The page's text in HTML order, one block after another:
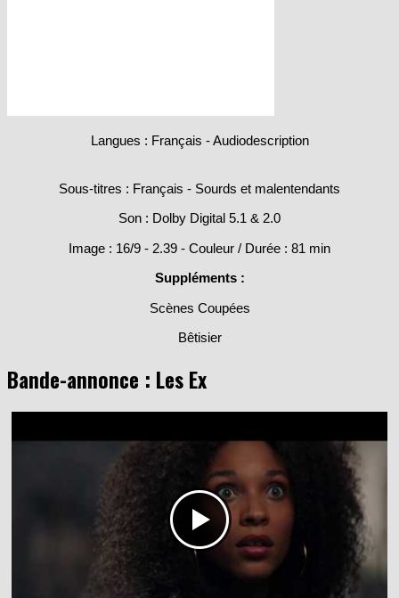
Suppléments :
Bande-annonce : Les Ex